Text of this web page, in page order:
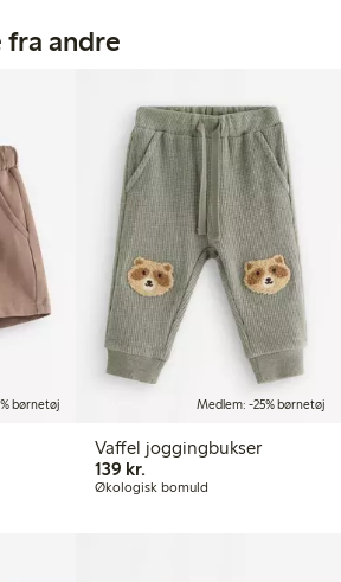
fra andre
børnetøj Medlem: -25% børnetøj
Vaffel joggingbukser
139 kr.139,00 kr.
Økologisk bomuld